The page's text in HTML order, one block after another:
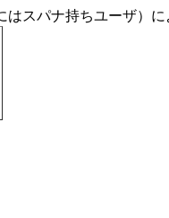
スパナ持ちユーザ）